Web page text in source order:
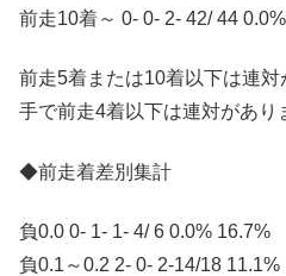
前走10着～ 0- 0- 2- 42/ 44
前走5着または10着以下は連
手で前走4着以下は連対があり
◆前走着差別集計
負0.0 0- 1- 1- 4/ 6 0.0% 16.7%
負0.1～0.2 2- 0- 2-14/18 11.1%